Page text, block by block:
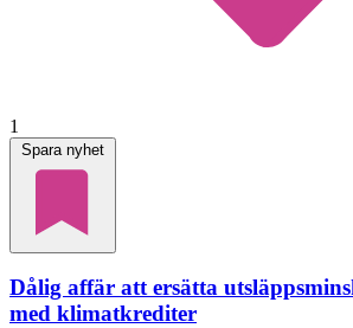
1
Spara nyhet
Dålig affär att ersätta
med klimatkrediter